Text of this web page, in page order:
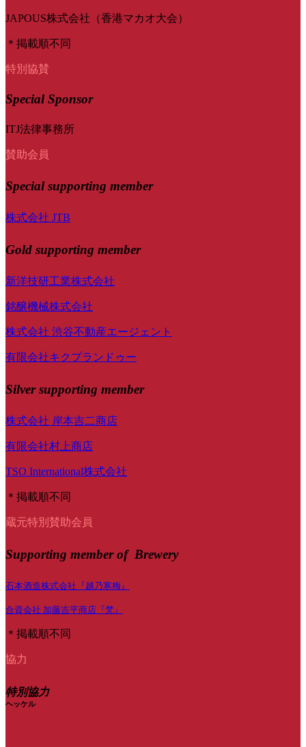
JAPOUS株式会社（香港マカオ大会）
＊掲載順不同
特別協賛
Special Sponsor
ITJ法律事務所
賛助会員
Specialsupporting member
株式会社 JTB
Gold supporting member
新洋技研工業株式会社
銘醸機械株式会社
株式会社 渋谷不動産エージェント
有限会社キクプランドゥー
Silver supporting member
株式会社 岸本吉二商店
有限会社村上商店
TSO International株式会社
＊掲載順不同
蔵元特別賛助会員
Supporting member of Brewery
石本酒造株式会社『越乃寒梅』
合資会社 加藤吉平商店『梵』
＊掲載順不同
協力
特別協力
ヘッケル